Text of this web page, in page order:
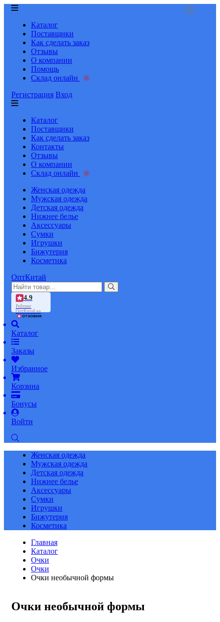
Каталог
Поставщики
Как сделать заказ
Отзывы
О компании
Помощь
Склад онлайн
Регистрация Вход
Каталог
Поставщики
Как сделать заказ
Контакты
Отзывы
О компании
Склад онлайн
Женская одежда
Мужская одежда
Детская одежда
Нижнее белье
Аксессуары
Сумки
Игрушки
Бижутерия
Косметика
ОптКитай
4.9
Рейтинг
ОптКитай на
Каталог
Заказы
Избранное
Корзина
Бонусы
Войти
Женская одежда
Мужская одежда
Детская одежда
Нижнее белье
Аксессуары
Сумки
Игрушки
Бижутерия
Косметика
Главная
Каталог
Очки
Очки
Очки необычной формы
Очки необычной формы